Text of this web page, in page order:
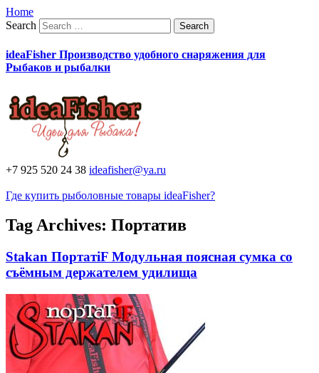
Home
Search
ideaFisher Производство удобного снаряжения для
Рыбаков и рыбалки
+7 925 520 24 38 ideafisher@ya.ru
Где купить рыболовные товары ideaFisher?
Tag Archives: Портатив
Stakan ПортатiF Модульная поясная сумка со
съёмным держателем удилища